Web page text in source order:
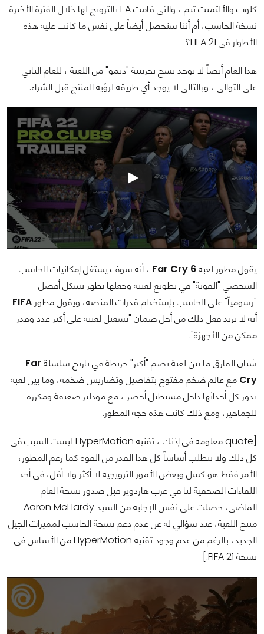
كلوب والألتميت تيم ، والتي قامت EA بالترويج لها خلال الفترة الأخيرة
نسخة الحاسب، أم أننا سنحصل أيضاً على نفس ما كانت عليه هذه
الأطوار في FIFA 21؟
هذا العام أيضاً لا يوجد نسخ تجريبية "ديمو" من اللعبة ، للعام الثاني
على التوالي ، وبالتالي لا يوجد أي طريقة لرؤية المنتج قبل الشراء.
يقول مطور لعبةFar Cry 6 ، أنه سوف يستغل إمكانيات الحاسب
الشخصي "القوية" في تطويع لعبته وجعلها تظهر بشكل أفضل
"رسومياً" على الحاسب بإستخدام قدرات المنصة، ويقول مطور FIFA
أنه لا يريد فعل ذلك من أجل ضمان "تشغيل لعبته على أكبر عدد وقدر
ممكن من الأجهزة".
شتان الفارق ما بين لعبة تضم "أكبر" خريطة في تاريخ سلسلة Far
Cry مع عالم ضخم مفتوح بتفاصيل وتضاريس ضخمة، وما بين لعبة
تدور كل أحداثها داخل مستطيل أخضر ، مع مودليز ضعيفة ومكررة
للجماهير، ومع ذلك كانت هذه حجة المطور.
[quote معلومة في إذنك ، تقنية HyperMotion ليست السبب في
كل ذلك ولا تنطلب أساساً كل هذا القدر من القوة كما زعم المطور،
الأمر فقط هو كسل وبعض الأمور الترويجية لا أكثر ولا أقل، في أحد
اللقاءات الصحفية لنا في عرب هاردوير قبل صدور نسخة العام
الماضي، حصلت على نفس الإجابة من السيد Aaron McHardy
منتج اللعبة، عند سؤالي له عن عدم دعم نسخة الحاسب لمميزات الجيل
الجديد، بالرغم من عدم وجود تقنية HyperMotion من الأساس في
نسخة FIFA 21.]